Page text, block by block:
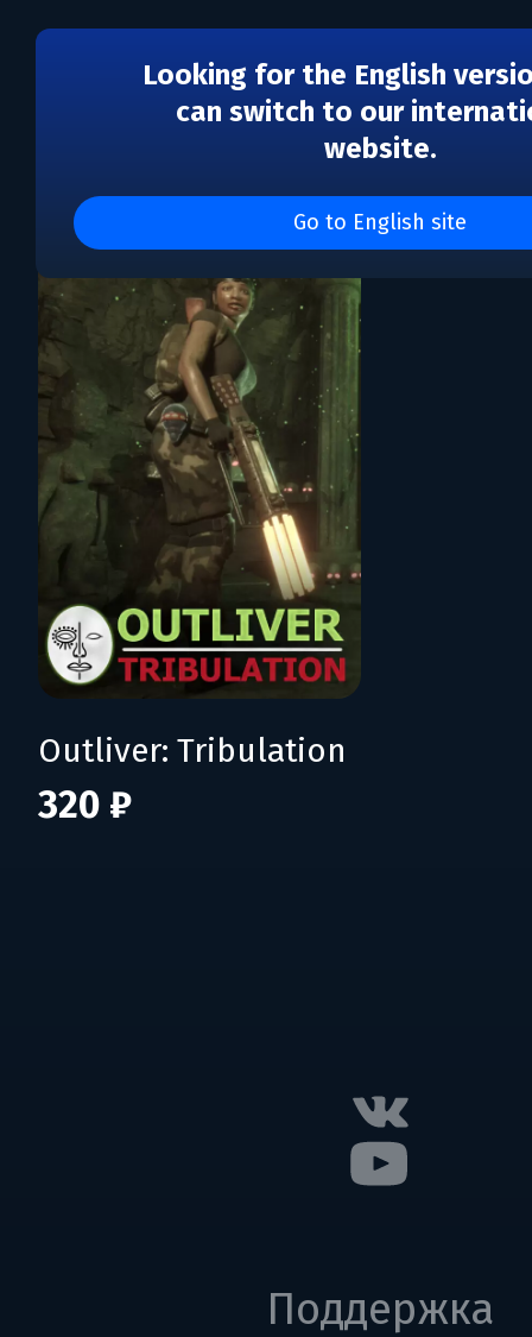
Looking for the English
can switch to our
website.
Go to English site
Каталог игр GBROSSOFT
Outliver: Tribulation
320 ₽
Поддержка